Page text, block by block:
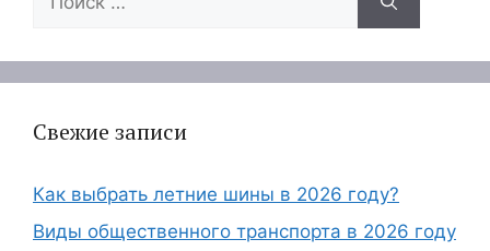
Свежие записи
Как выбрать летние шины в 2026 году?
Виды общественного транспорта в 2026 году